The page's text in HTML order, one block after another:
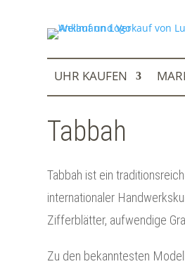
UHR KAUFEN
Tabbah
Tabbah ist ein
internationaler
Zifferblätter, aufwendige
Zu den bekanntesten